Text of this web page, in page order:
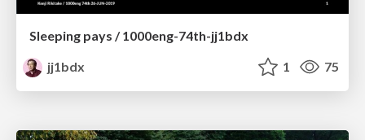
Sleeping pays / 1000eng-74th-jj1bdx
jj1bdx
1 75